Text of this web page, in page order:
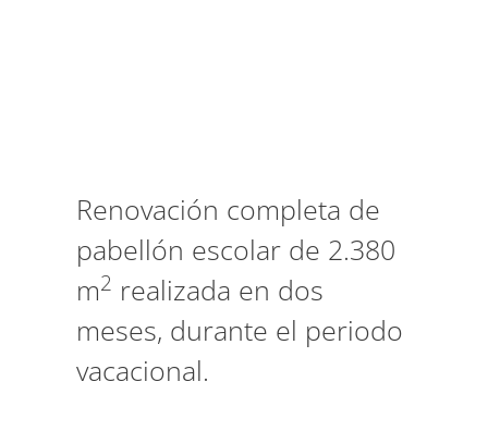
Renovación completa de
pabellón escolar de 2.380
m2 realizada en dos
meses, durante el periodo
vacacional.